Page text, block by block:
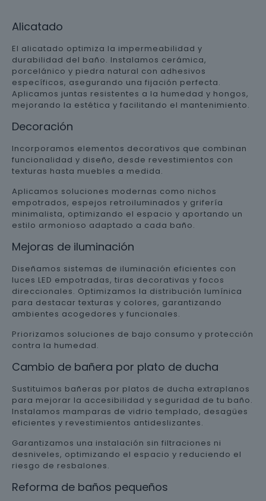
Alicatado
El alicatado optimiza la impermeabilidad y
durabilidad del baño. Instalamos cerámica,
porcelánico y piedra natural con adhesivos
específicos, asegurando una fijación perfecta.
Aplicamos juntas resistentes a la humedad y hongos,
mejorando la estética y facilitando el mantenimiento.
Decoración
Incorporamos elementos decorativos que combinan
funcionalidad y diseño, desde revestimientos con
texturas hasta muebles a medida.
Aplicamos soluciones modernas como nichos
empotrados, espejos retroiluminados y grifería
minimalista, optimizando el espacio y aportando un
estilo armonioso adaptado a cada baño.
Mejoras de iluminación
Diseñamos sistemas de iluminación eficientes con
luces LED empotradas, tiras decorativas y focos
direccionales. Optimizamos la distribución lumínica
para destacar texturas y colores, garantizando
ambientes acogedores y funcionales.
Priorizamos soluciones de bajo consumo y protección
contra la humedad.
Cambio de bañera por plato de ducha
Sustituimos bañeras por platos de ducha extraplanos
para mejorar la accesibilidad y seguridad de tu baño.
Instalamos mamparas de vidrio templado, desagües
eficientes y revestimientos antideslizantes.
Garantizamos una instalación sin filtraciones ni
desniveles, optimizando el espacio y reduciendo el
riesgo de resbalones.
Reforma de baños pequeños